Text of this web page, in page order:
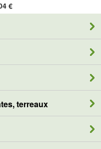
€
terreaux